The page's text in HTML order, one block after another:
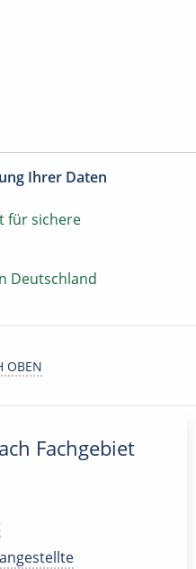
Ihrer Daten
für sichere
Deutschland
OBEN
Fachgebiet